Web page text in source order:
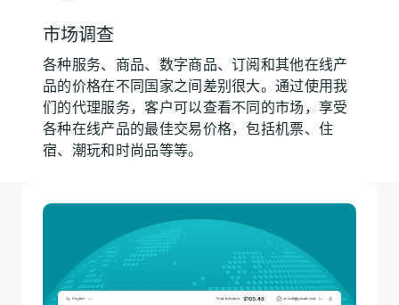
市场调查
各种服务、商品、数字商品、订阅和其他在线产
品的价格在不同国家之间差别很大。通过使用我
们的代理服务，客户可以查看不同的市场，享受
各种在线产品的最佳交易价格，包括机票、住
宿、潮玩和时尚品等等。